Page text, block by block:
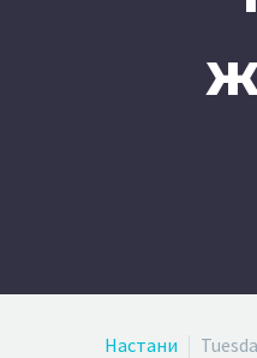
Настани